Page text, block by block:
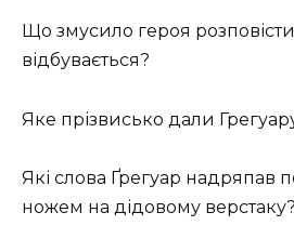
Що змусило героя
відбувається?
Яке прізвисько дали
Які слова Ґрегуар надряпав
ножем на дідовому верстаку?